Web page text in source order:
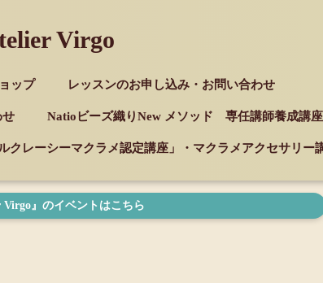
Virgo
ップ レッスンのお申し込み・お問い合わせ
せ Natioビーズ織りNew メソッド 専任講師養成講座
クレーシーマクラメ認定講座」・マクラメアクセサリー
』のイベントはこちら